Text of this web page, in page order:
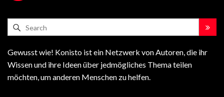
Gewusst wie! Konisto ist ein Netzwerk von Autoren, die ihr
Wissen und ihre Ideen über jedmögliches Thema teilen
möchten, um anderen Menschen zu helfen.